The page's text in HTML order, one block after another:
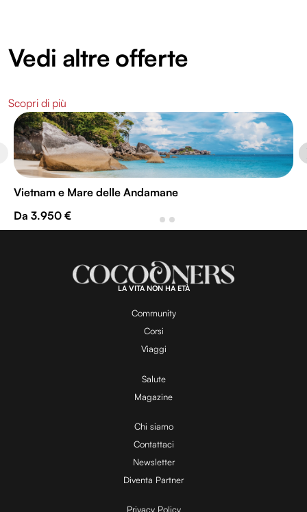
Vedi altre offerte
Scopri di più
Vietnam e Mare delle Andamane
Da 3.950 €
LA VITA NON HA ETÀ
Community
Corsi
Viaggi
Salute
Magazine
Chi siamo
Contattaci
Newsletter
Diventa Partner
Privacy Policy